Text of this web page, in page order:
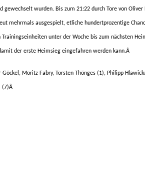
wurden. Bis zum 21:22 durch Tore von
mehrmals ausgespielt, etliche hundertprozentige
unter der Woche bis zum nächsten
der erste Heimsieg eingefahren werden kann.Â
Moritz Fabry, Torsten Thönges (1), Philipp
(7)Â